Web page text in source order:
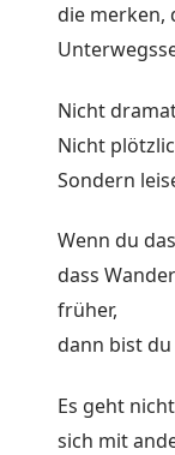
die merken,
Nicht
Nicht
Sondern
Wenn du
dass
früher,
dann bist
Es geht
sich mit